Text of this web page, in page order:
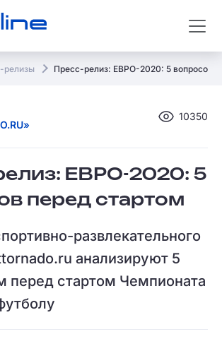
релизы Пресс-релиз: ЕВРО-2020: 5 вопросов
10350
ЕВРО-2020: 5
перед стартом
развлекательного
анализируют 5
перед стартом Чемпионата